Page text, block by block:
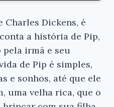
Charles Dickens, é
a história de Pip,
irmã e seu
de Pip é simples,
e sonhos, até que ele
uma velha rica, que o